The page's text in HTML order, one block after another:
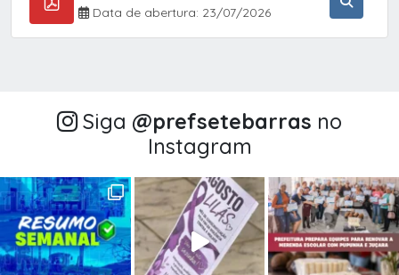
Data de abertura: 23/07/2026
Siga @‌prefsetebarras no
Instagram